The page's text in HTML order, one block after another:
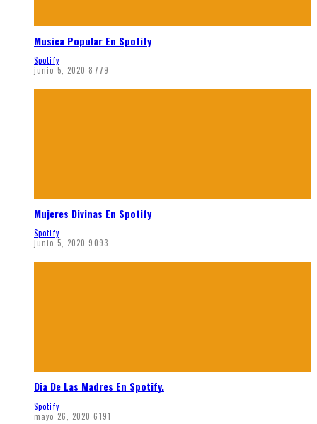
Musica Popular En Spotify
Spotify
junio 5, 2020 8779
Mujeres Divinas En Spotify
Spotify
junio 5, 2020 9093
Dia De Las Madres En Spotify.
Spotify
mayo 26, 2020 6191